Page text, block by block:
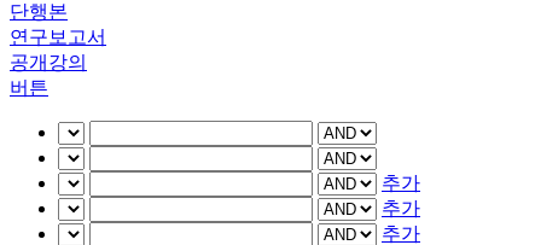
단행본
연구보고서
공개강의
버튼
추가
추가
추가